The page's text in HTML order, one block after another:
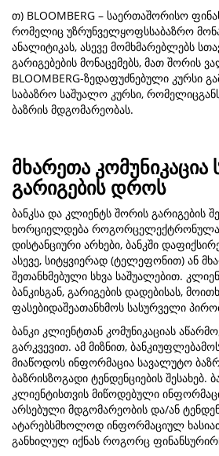
თ) BLOOMBERG – საერთაშორისო
რომელიც უზრუნველყოფსსაბაზრო
ანალიტიკას, ასევე მომხმარებლებს
გარიგებების მონაცემებს, მათ შორის
BLOOMBERG-ზედაფუძნებული კურსი
საბაზრო საშუალო კურსი,
ბაზრის მდგომარეობას.
მხარეთა
გარიგების დროს
ბანკსა და კლიენტს შორის გარიგების
ხორციელდება
დისტანციური არხები, ბანკში
ასევე, სიტყვიერად (ტელეფონით) ან
შეთანხმებული სხვა საშუალებით.
ბანკისგან, გარიგების დადებისას,
ფასებიდაშეათანხმოს სასურველი
ბანკი კლიენტთან კომუნიკაციას
გარკვევით. ამ მიზნით,
მიაწოდოს ინფორმაცია სავალუტო
ბაზრისზოგადი ტენდენციების შესახებ.
კლიენტისთვის მიწოდებული
არსებული მდგომარეობის და/ან
ატარებსმხოლოდ ინფორმაციულ
განხილულ იქნას როგორც